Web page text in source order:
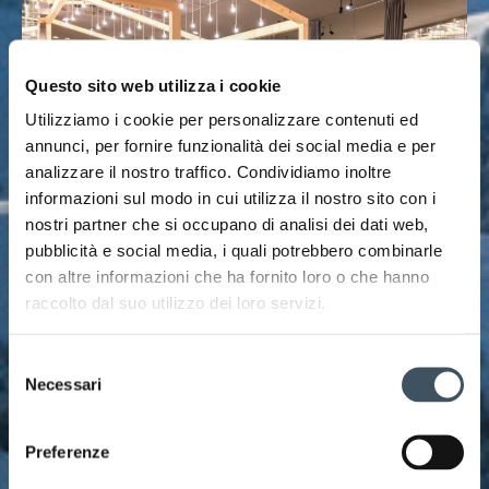
Questo sito web utilizza i cookie
Utilizziamo i cookie per personalizzare contenuti ed
annunci, per fornire funzionalità dei social media e per
analizzare il nostro traffico. Condividiamo inoltre
informazioni sul modo in cui utilizza il nostro sito con i
nostri partner che si occupano di analisi dei dati web,
pubblicità e social media, i quali potrebbero combinarle
con altre informazioni che ha fornito loro o che hanno
raccolto dal suo utilizzo dei loro servizi.
delNecessari
Preferenze
SHOPPING
nuovissimi locali in legno, armoniosamente
integrati nell’ambiente circostante. Approfitta
lungo i portici del Borgo. La scelta è ampia, tra le
prestigiose firme della boutique Marcos in